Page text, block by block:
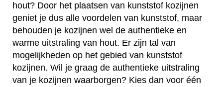
hout? Door het plaatsen van kunststof kozijnen
geniet je dus alle voordelen van kunststof, maar
behouden je kozijnen wel de authentieke en
warme uitstraling van hout. Er zijn tal van
mogelijkheden op het gebied van kunststof
kozijnen. Wil je graag de authentieke uitstraling
van je kozijnen waarborgen? Kies dan voor één